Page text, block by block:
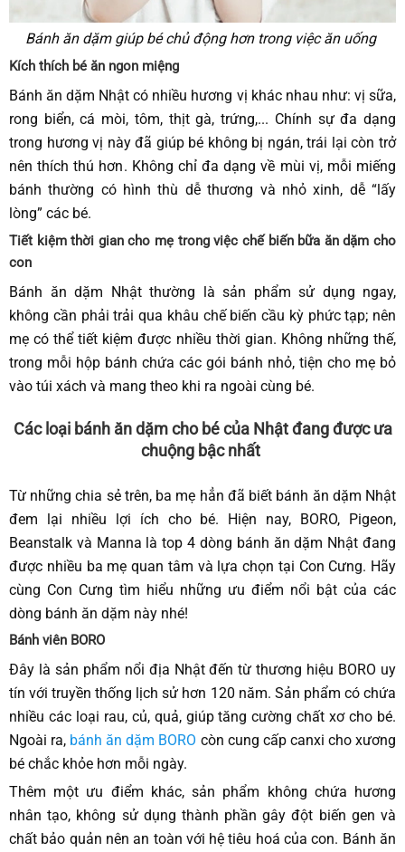
Bánh ăn dặm giúp bé chủ động hơn trong việc ăn uống
Kích thích bé ăn ngon miệng
Bánh ăn dặm Nhật có nhiều hương vị khác nhau như: vị sữa,
rong biển, cá mòi, tôm, thịt gà, trứng,... Chính sự đa dạng
trong hương vị này đã giúp bé không bị ngán, trái lại còn trở
nên thích thú hơn. Không chỉ đa dạng về mùi vị, mỗi miếng
bánh thường có hình thù dễ thương và nhỏ xinh, dễ “lấy
lòng” các bé.
Tiết kiệm thời gian cho mẹ trong việc chế biến bữa ăn dặm cho
con
Bánh ăn dặm Nhật thường là sản phẩm sử dụng ngay,
không cần phải trải qua khâu chế biến cầu kỳ phức tạp; nên
mẹ có thể tiết kiệm được nhiều thời gian. Không những thế,
trong mỗi hộp bánh chứa các gói bánh nhỏ, tiện cho mẹ bỏ
vào túi xách và mang theo khi ra ngoài cùng bé.
Các loại bánh ăn dặm cho bé của Nhật đang được ưa
chuộng bậc nhất
Từ những chia sẻ trên, ba mẹ hẳn đã biết bánh ăn dặm Nhật
đem lại nhiều lợi ích cho bé. Hiện nay, BORO, Pigeon,
Beanstalk và Manna là top 4 dòng bánh ăn dặm Nhật đang
được nhiều ba mẹ quan tâm và lựa chọn tại Con Cưng. Hãy
cùng Con Cưng tìm hiểu những ưu điểm nổi bật của các
dòng bánh ăn dặm này nhé!
Bánh viên BORO
Đây là sản phẩm nổi địa Nhật đến từ thương hiệu BORO uy
tín với truyền thống lịch sử hơn 120 năm. Sản phẩm có chứa
nhiều các loại rau, củ, quả, giúp tăng cường chất xơ cho bé.
Ngoài ra, bánh ăn dặm BORO còn cung cấp canxi cho xương
bé chắc khỏe hơn mỗi ngày.
Thêm một ưu điểm khác, sản phẩm không chứa hương
nhân tạo, không sử dụng thành phần gây đột biến gen và
chất bảo quản nên an toàn với hệ tiêu hoá của con. Bánh ăn